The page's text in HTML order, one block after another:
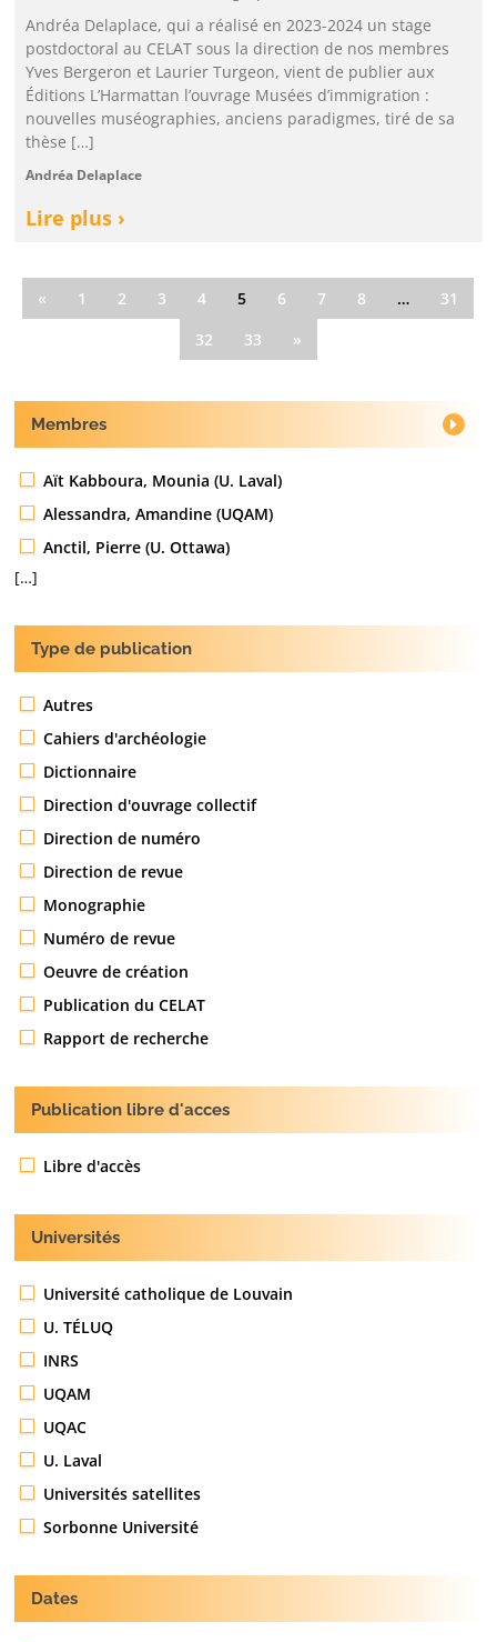
Andréa Delaplace, qui a réalisé en 2023-2024 un stage
postdoctoral au CELAT sous la direction de nos membres
Yves Bergeron et Laurier Turgeon, vient de publier aux
Éditions L’Harmattan l’ouvrage Musées d’immigration :
nouvelles muséographies, anciens paradigmes, tiré de sa
thèse […]
Andréa Delaplace
Lire plus ›
« 1 2 3 4 5 6 7 8 …
31
32
33 »
Membres
Aït Kabboura, Mounia (U. Laval)
Alessandra, Amandine (UQAM)
Anctil, Pierre (U. Ottawa)
[…]
Type de publication
Autres
Cahiers d'archéologie
Dictionnaire
Direction d'ouvrage collectif
Direction de numéro
Direction de revue
Monographie
Numéro de revue
Oeuvre de création
Publication du CELAT
Rapport de recherche
Publication libre d'acces
Libre d'accès
Universités
Université catholique de Louvain
U. TÉLUQ
INRS
UQAM
UQAC
U. Laval
Universités satellites
Sorbonne Université
Dates